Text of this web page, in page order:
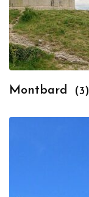
Montbard (3)